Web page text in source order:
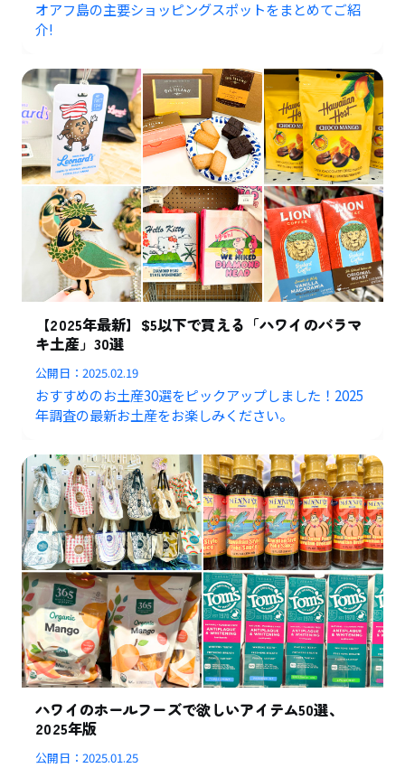
オアフ島の主要ショッピングスポットをまとめてご紹
介!
【2025年最新】$5以下で買える「ハワイのバラマ
キ土産」30選
公開日：2025.02.19
おすすめのお土産30選をピックアップしました！2025
年調査の最新お土産をお楽しみください。
ハワイのホールフーズで欲しいアイテム50選、
2025年版
公開日：2025.01.25